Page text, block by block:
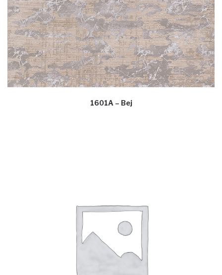
1601A – Bej